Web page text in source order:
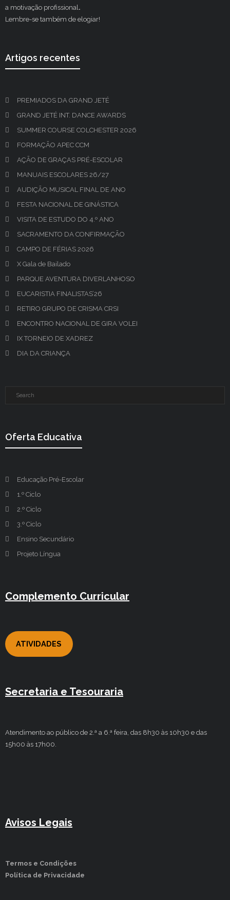
a motivação profissional.
Lembre-se também de elogiar!
Artigos recentes
PREMIADOS DA GRAND JETÉ
GRAND JETÉ INT. DANCE AWARDS
SUMMER COURSE COLCHESTER 2026
FORMAÇÃO APEC CCM
AÇÃO DE GRAÇAS PRÉ-ESCOLAR
MANUAIS ESCOLARES 26/27
AUDIÇÃO MUSICAL FINAL DE ANO
FESTA NACIONAL DE GINÁSTICA
VISITA DE ESTUDO DO 4.º ANO
SACRAMENTO DA CONFIRMAÇÃO
CAMPO DE FÉRIAS 2026
X Gala de Bailado
PARQUE AVENTURA DIVERLANHOSO
EUCARISTIA FINALISTAS’26
RETIRO GRUPO DE CRISMA CRSI
ENCONTRO NACIONAL DE GIRA VOLEI
IX TORNEIO DE XADREZ
DIA DA CRIANÇA
Oferta Educativa
Educação Pré-Escolar
1.º Ciclo
2.º Ciclo
3.º Ciclo
Ensino Secundário
Projeto Língua
Complemento Curricular
ATIVIDADES
Secretaria e Tesouraria
Atendimento ao público de 2.ª a 6.ª feira, das 8h30 às 10h30 e das
15h00 às 17h00.
Avisos Legais
Termos e Condições
Política de Privacidade